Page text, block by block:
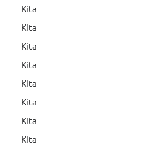
Kita
Kita
Kita
Kita
Kita
Kita
Kita
Kita